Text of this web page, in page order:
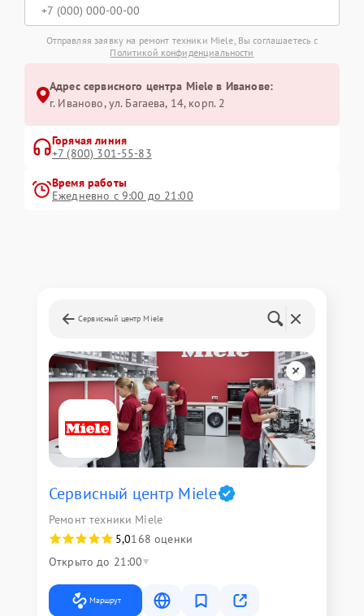
Отправляя заявку на ремонт техники Miele, Вы соглашаетесь с
Политикой конфиденциальности
Адрес сервисного центра Miele в Иванове:
г. Иваново, ул. Багаева, 14, корп. 2
Горячая линия
+7 (800) 301-55-83
Время работы
Ежедневно с 9:00 до 21:00
Сервисный центр Miele
Сервисный центр Miele
Ремонт техники Miele
5,0168 оценки
Открыто до 21:00
Маршрут